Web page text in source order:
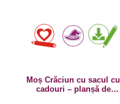
Moș Crăciun cu sacul cu
cadouri – planșă de